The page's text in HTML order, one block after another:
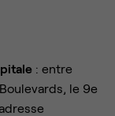
: entre
le 9e